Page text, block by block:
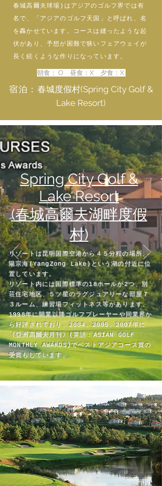
春城高爾夫球場)はアジアのゴルフ界では有
名で、「アジアのゴルフ天国」と呼ばれ、名
を轟かせています。コースは縫ったような起
伏があり、予想が困難で狭いフェアウェイが
長く続くような作りになっています。
朝食： O 昼食：X 夕食：X
宿泊：春城度假村(Spring City Golf &
Lake Resort)
Spring City Golf &
Lake Resort
(春城高爾夫湖畔度假
村)
リゾートは昆明国際空港から４５分程の場所、
陽宗海(YangZong Lake)という湖の付近に位
置しています。
リゾート内には国際標準の18ホールが2つ、別
荘住宅地区、５ツ星のラグジュアリーな部屋７
３ルーム、練習場フィットネス等があります。
1998年に開業以降ゴルフプレーヤーや同業界か
ら好評されており、2004、2005、2007年に
《亞洲高爾夫月刊》(英語：ASIAN GOLF
MONTHLY AWARDS)でベストアジアコース賞の
受賞もしています。